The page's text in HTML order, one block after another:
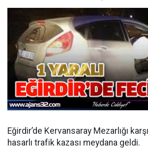
Eğirdir’de Kervansaray Mezarlığı
hasarlı trafik kazası meydana geldi.